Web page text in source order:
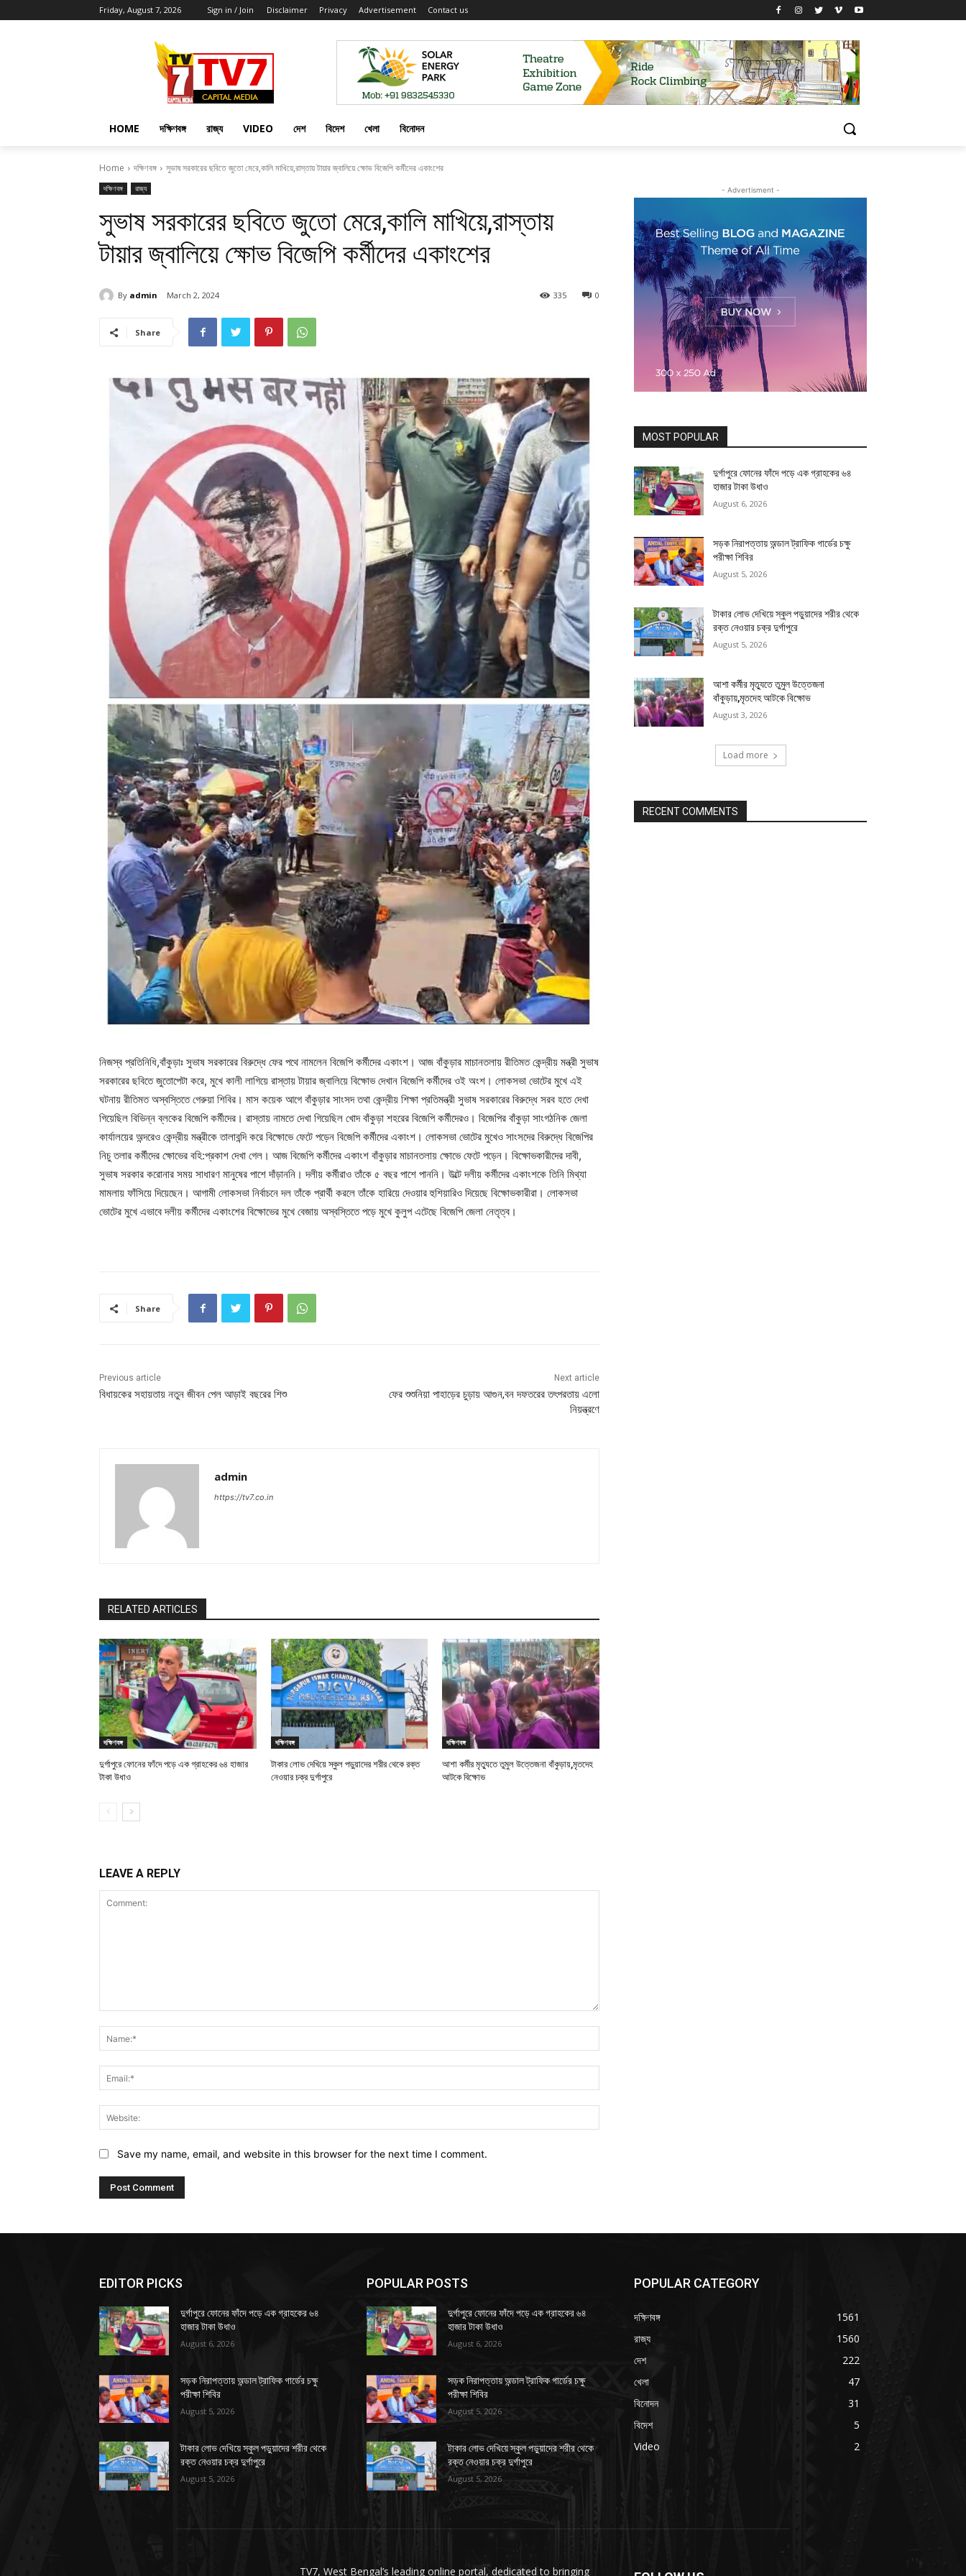
Friday, August 7, 2026 Sign in / Join Disclaimer Privacy Advertisement Contact us
HOME দক্ষিণবঙ্গ রাজ্য VIDEO দেশ বিদেশ খেলা বিনোদন
Home দক্ষিণবঙ্গ সুভাষ সরকারের ছবিতে জুতো মেরে,কালি মাখিয়ে,রাস্তায় টায়ার জ্বালিয়ে ক্ষোভ বিজেপি কর্মীদের একাংশের
দক্ষিণবঙ্গ রাজ্য
সুভাষ সরকারের ছবিতে জুতো মেরে,কালি মাখিয়ে,রাস্তায়
টায়ার জ্বালিয়ে ক্ষোভ বিজেপি কর্মীদের একাংশের
By admin March 2, 2024 0
335
Share
নিজস্ব প্রতিনিধি,বাঁকুড়াঃ সুভাষ সরকারের বিরুদ্ধে ফের পথে নামলেন বিজেপি কর্মীদের একাংশ। আজ বাঁকুড়ার মাচানতলায় রীতিমত কেন্দ্রীয় মন্ত্রী সুভাষ
সরকারের ছবিতে জুতোপেটা করে, মুখে কালী লাগিয়ে রাস্তায় টায়ার জ্বালিয়ে বিক্ষোভ দেখান বিজেপি কর্মীদের ওই অংশ। লোকসভা ভোটের মুখে এই
ঘটনায় রীতিমত অস্বস্তিতে গেরুয়া শিবির। মাস কয়েক আগে বাঁকুড়ার সাংসদ তথা কেন্দ্রীয় শিক্ষা প্রতিমন্ত্রী সুভাষ সরকারের বিরুদ্ধে সরব হতে দেখা
গিয়েছিল বিভিন্ন ব্লকের বিজেপি কর্মীদের। রাস্তায় নামতে দেখা গিয়েছিল খোদ বাঁকুড়া শহরের বিজেপি কর্মীদেরও। বিজেপির বাঁকুড়া সাংগঠনিক জেলা
কার্যালয়ের অন্দরেও কেন্দ্রীয় মন্ত্রীকে তালাবন্দি করে বিক্ষোভে ফেটে পড়েন বিজেপি কর্মীদের একাংশ। লোকসভা ভোটের মুখেও সাংসদের বিরুদ্ধে বিজেপির
নিচু তলার কর্মীদের ক্ষোভের বহি:প্রকাশ দেখা গেল। আজ বিজেপি কর্মীদের একাংশ বাঁকুড়ার মাচানতলায় ক্ষোভে ফেটে পড়েন। বিক্ষোভকারীদের দাবী,
সুভাষ সরকার করোনার সময় সাধারণ মানুষের পাশে দাঁড়াননি। দলীয় কর্মীরাও তাঁকে ৫ বছর পাশে পাননি। উল্টে দলীয় কর্মীদের একাংশকে তিনি মিথ্যা
মামলায় ফাঁসিয়ে দিয়েছেন। আগামী লোকসভা নির্বাচনে দল তাঁকে প্রার্থী করলে তাঁকে হারিয়ে দেওয়ার হুশিয়ারিও দিয়েছে বিক্ষোভকারীরা। লোকসভা
ভোটের মুখে এভাবে দলীয় কর্মীদের একাংশের বিক্ষোভের মুখে বেজায় অস্বস্তিতে পড়ে মুখে কুলুপ এটেছে বিজেপি জেলা নেতৃত্ব।
Share
Previous article
বিধায়কের সহায়তায় নতুন জীবন পেল আড়াই বছরের শিশু
Next article
ফের শুশুনিয়া পাহাড়ের চুড়ায় আগুন,বন দফতরের তৎপরতায় এলো
নিয়ন্ত্রণে
admin
https://tv7.co.in
RELATED ARTICLES
দক্ষিণবঙ্গ
দুর্গাপুরে ফোনের ফাঁদে পড়ে এক গ্রাহকের ৬৪ হাজার
টাকা উধাও
দক্ষিণবঙ্গ
টাকার লোভ দেখিয়ে স্কুল পড়ুয়াদের শরীর থেকে রক্ত
নেওয়ার চক্র দুর্গাপুরে
দক্ষিণবঙ্গ
আশা কর্মীর মৃত্যুতে তুমুল উত্তেজনা বাঁকুড়ায়,মৃতদেহ
আটকে বিক্ষোভ
LEAVE A REPLY
Save my name, email, and website in this browser for the next time I comment.
- Advertisment -
MOST POPULAR
দুর্গাপুরে ফোনের ফাঁদে পড়ে এক গ্রাহকের ৬৪
হাজার টাকা উধাও
August 6, 2026
সড়ক নিরাপত্তায় অন্ডাল ট্রাফিক গার্ডের চক্ষু
পরীক্ষা শিবির
August 5, 2026
টাকার লোভ দেখিয়ে স্কুল পড়ুয়াদের শরীর থেকে
রক্ত নেওয়ার চক্র দুর্গাপুরে
August 5, 2026
আশা কর্মীর মৃত্যুতে তুমুল উত্তেজনা
বাঁকুড়ায়,মৃতদেহ আটকে বিক্ষোভ
August 3, 2026
Load more
RECENT COMMENTS
EDITOR PICKS
দুর্গাপুরে ফোনের ফাঁদে পড়ে এক গ্রাহকের ৬৪
হাজার টাকা উধাও
August 6, 2026
সড়ক নিরাপত্তায় অন্ডাল ট্রাফিক গার্ডের চক্ষু
পরীক্ষা শিবির
August 5, 2026
টাকার লোভ দেখিয়ে স্কুল পড়ুয়াদের শরীর থেকে
রক্ত নেওয়ার চক্র দুর্গাপুরে
August 5, 2026
POPULAR POSTS
দুর্গাপুরে ফোনের ফাঁদে পড়ে এক গ্রাহকের ৬৪
হাজার টাকা উধাও
August 6, 2026
সড়ক নিরাপত্তায় অন্ডাল ট্রাফিক গার্ডের চক্ষু
পরীক্ষা শিবির
August 5, 2026
টাকার লোভ দেখিয়ে স্কুল পড়ুয়াদের শরীর থেকে
রক্ত নেওয়ার চক্র দুর্গাপুরে
August 5, 2026
POPULAR CATEGORY
দক্ষিণবঙ্গ
1561
রাজ্য
1560
দেশ
222
খেলা
47
বিনোদন
31
বিদেশ
5
Video
2
TV7, West Bengal’s leading online portal, dedicated to bringing